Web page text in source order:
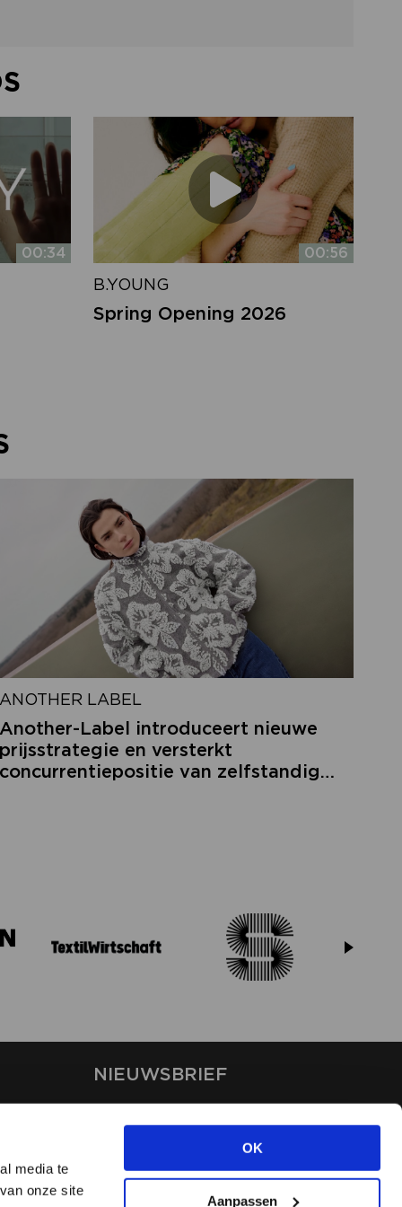
media te
onze site
OK
Aanpassen
00:34 00:56
B.YOUNG
Spring Opening 2026
ANOTHER LABEL
Another-Label introduceert nieuwe
prijsstrategie en versterkt
concurrentiepositie van zelfstandige
NIEUWSBRIEF
laatste nieuws via de